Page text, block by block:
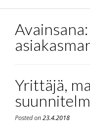
Avainsana:
Yrittäjä,
Posted on23.4.2018